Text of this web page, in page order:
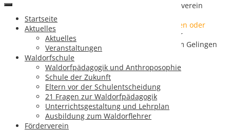
Startseite
Aktuelles
Aktuelles
Veranstaltungen
Waldorfschule
Waldorfpädagogik und Anthroposophie
Schule der Zukunft
Eltern vor der Schulentscheidung
21 Fragen zur Waldorfpädagogik
Unterrichtsgestaltung und Lehrplan
Ausbildung zum Waldorflehrer
Förderverein
im gemeinnützigen Förderverein
engagieren
bei der Suche
Räumlichkeiten oder
einem passenden Baugrundstück
oder
durch eine steuerlich absetzbare Spende
zum Gelingen
des Projektesbeitragen